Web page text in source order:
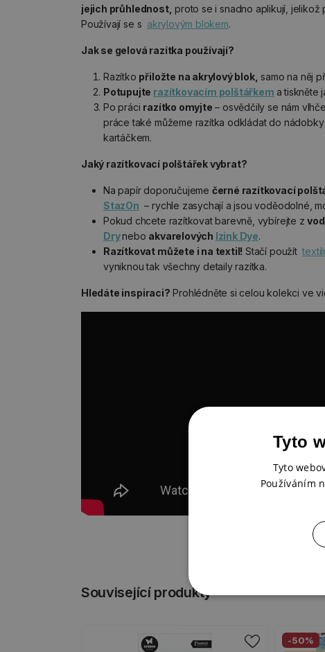
jejich průhlednost, proto se i snadno aplikují, jelikož
Používají se s akrylovým blokem.
Jak se gelová razítka používají?
Razítko přiložte na akrylový blok, samo na něj
Potupujte razítkovacím polštářkem a tiskněte
Po práci razítko omyjte – osvědčily se nám
práce také můžeme razítka odkládat do
kartáčkem.
Jaký razítkovací polštářek vybrat?
Na papír doporučujeme černé razítkovací
StazOn – rychle zasychají a jsou voděodolné,
Pokud chcete razítkovat barevně, vybírejte z
Drynebo akvarelových Izink Dye.
Razítkovat můžete i na textil! Stačí použít
vyniknou tak všechny detaily razítka.
Hledáte inspiraci? Prohlédněte si celou kolekci ve
Související produkty
-50%
Tyto
Tyto
Používáním